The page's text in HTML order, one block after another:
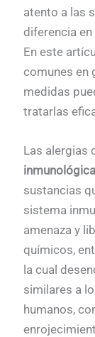
atento a las
diferencia
En este
comunes en
medidas
tratarlas
Las alergias
sustancias
sistema
amenaza y
químicos,
la cual
similares a
humanos,